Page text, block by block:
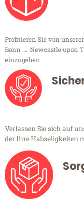
Profitieren Sie von
Bonn → Newcastle upon
einzugehen.
Verlassen Sie sich auf
der Ihre Habseligkeiten